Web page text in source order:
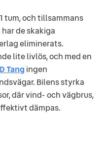
tum, och tillsammans
de skakiga
eliminerats.
lite livlös, och med en
Tang ingen
Bilens styrka
där vind- och vägbrus,
dämpas.